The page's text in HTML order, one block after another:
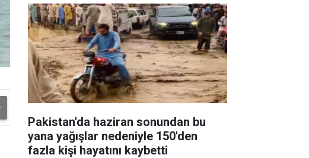
Pakistan'da haziran sonundan bu
yana yağışlar nedeniyle 150'den
fazla kişi hayatını kaybetti